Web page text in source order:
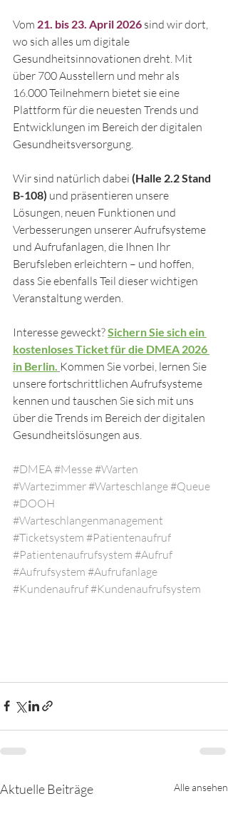
Vom 21. bis 23. April 2026 sind wir dort,
wo sich alles um digitale
Gesundheitsinnovationen dreht. Mit
über 700 Ausstellern und mehr als
16.000 Teilnehmern bietet sie eine
Plattform für die neuesten Trends und
Entwicklungen im Bereich der digitalen
Gesundheitsversorgung.
Wir sind natürlich dabei (Halle 2.2 Stand
B-108) und präsentieren unsere
Lösungen, neuen Funktionen und
Verbesserungen unserer Aufrufsysteme
und Aufrufanlagen, die Ihnen Ihr
Berufsleben erleichtern – und hoffen,
dass Sie ebenfalls Teil dieser wichtigen
Veranstaltung werden.
Interesse geweckt? Sichern Sie sich ein
kostenloses Ticket für die DMEA 2026
in Berlin. Kommen Sie vorbei, lernen Sie
unsere fortschrittlichen Aufrufsysteme
kennen und tauschen Sie sich mit uns
über die Trends im Bereich der digitalen
Gesundheitslösungen aus.
#DMEA#Messe#Warten
#Wartezimmer#Warteschlange#Queue
#DOOH
#Warteschlangenmanagement
#Ticketsystem #Patientenaufruf
#Patientenaufrufsystem #Aufruf
#Aufrufsystem #Aufrufanlage
#Kundenaufruf#Kundenaufrufsystem
Aktuelle Beiträge Alle ansehen